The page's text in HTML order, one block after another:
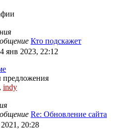
Кто подскажет
янв 2023, 22:12
предложения
, indy
Re: Обновление сайта
20:28